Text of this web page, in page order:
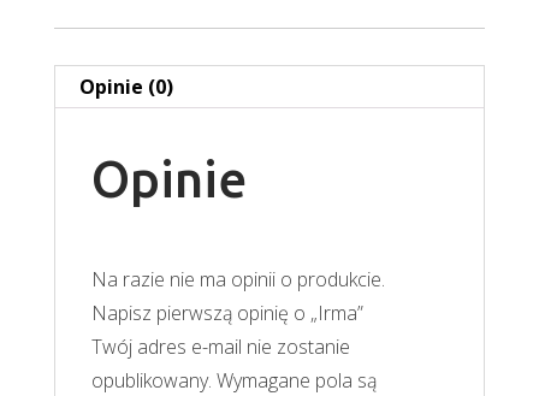
Opinie (0)
Opinie
Na razie nie ma opinii o produkcie.
Napisz pierwszą opinię o „Irma”
Twój adres e-mail nie zostanie
opublikowany. Wymagane pola są